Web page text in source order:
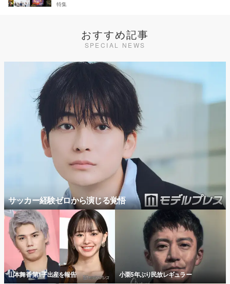
特集
おすすめ記事
SPECIAL NEWS
サッカー経験ゼロから演じる覚悟
山本舞香 第1子出産を報告 小栗5年ぶり民放レギュラー